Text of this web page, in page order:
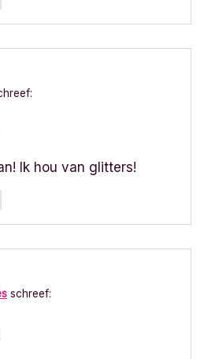
Ik hou van glitters!
schreef: